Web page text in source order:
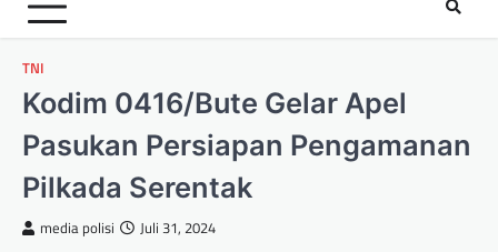
TNI
Kodim 0416/Bute Gelar Apel
Pasukan Persiapan Pengamanan
Pilkada Serentak
media polisi Juli 31, 2024